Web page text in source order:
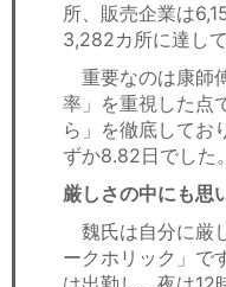
所、販売企業は
3,282カ所に達して
重要なのは康師
率」を重視した点
ら」を徹底してお
ずか8.82日でした。
厳しさの中にも思
魏氏は自分に厳
ークホリック」で